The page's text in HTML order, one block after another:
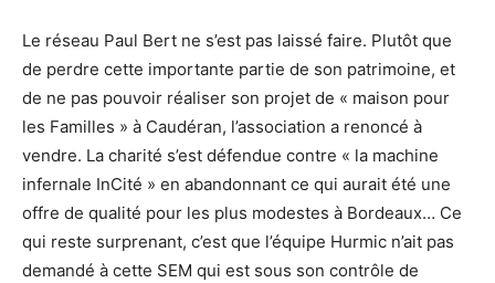
Le réseau Paul Bert ne s’est pas laissé faire. Plutôt que
de perdre cette importante partie de son patrimoine, et
de ne pas pouvoir réaliser son projet de « maison pour
les Familles » à Caudéran, l’association a renoncé à
vendre. La charité s’est défendue contre « la machine
infernale InCité » en abandonnant ce qui aurait été une
offre de qualité pour les plus modestes à Bordeaux… Ce
qui reste surprenant, c’est que l’équipe Hurmic n’ait pas
demandé à cette SEM qui est sous son contrôle de